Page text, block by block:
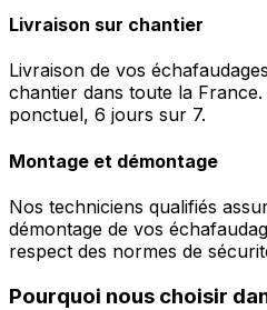
Livraison sur chantier
Livraison de vos
chantier dans toute la
ponctuel, 6 jours sur 7.
Montage et démontage
Nos techniciens qualifiés
démontage de vos
respect des normes de
Pourquoi nous choisir